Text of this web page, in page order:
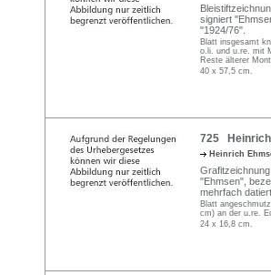
signiert
"1924/76".
Blatt insgesamt
o.li. und u.re. mit
Reste älterer
40 x 57,5 cm.
725 Heinrich
Heinrich
"Ehmsen",
mehrfach
Blatt
cm) an der u.re.
24 x 16,8 cm.